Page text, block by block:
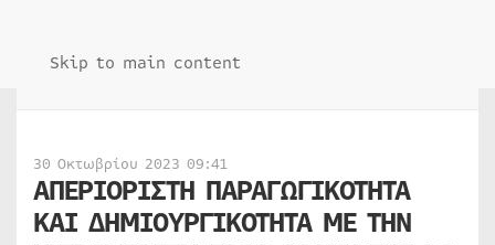
Skip to main content
30 Οκτωβρίου 2023 09:41
ΑΠΕΡΙΟΡΙΣΤΗ ΠΑΡΑΓΩΓΙΚΟΤΗΤΑ
ΚΑΙ ΔΗΜΙΟΥΡΓΙΚΟΤΗΤΑ ΜΕ ΤΗΝ